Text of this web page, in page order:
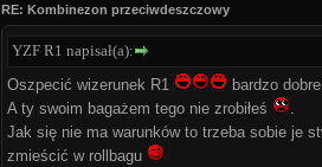
RE: Kombinezon przeciwdeszczowy
YZF R1 napisał(a):
Oszpecić wizerunek R1
bardzo
A ty swoim bagażem tego nie zrobiłeś
.
Jak się nie ma warunków to trzeba sobie je
zmieścić w rollbagu